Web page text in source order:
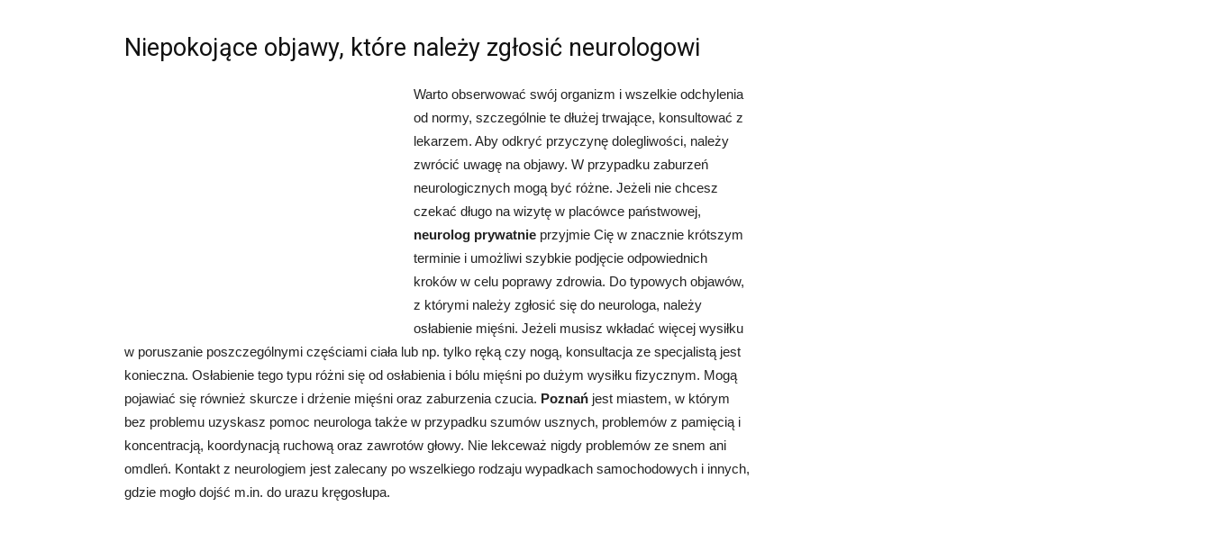
Niepokojące objawy, które należy zgłosić neurologowi
Warto obserwować swój organizm i wszelkie odchylenia
od normy, szczególnie te dłużej trwające, konsultować z
lekarzem. Aby odkryć przyczynę dolegliwości, należy
zwrócić uwagę na objawy. W przypadku zaburzeń
neurologicznych mogą być różne. Jeżeli nie chcesz
czekać długo na wizytę w placówce państwowej,
neurolog prywatnie przyjmie Cię w znacznie krótszym
terminie i umożliwi szybkie podjęcie odpowiednich
kroków w celu poprawy zdrowia. Do typowych objawów,
z którymi należy zgłosić się do neurologa, należy
osłabienie mięśni. Jeżeli musisz wkładać więcej wysiłku
w poruszanie poszczególnymi częściami ciała lub np. tylko ręką czy nogą, konsultacja ze specjalistą jest
konieczna. Osłabienie tego typu różni się od osłabienia i bólu mięśni po dużym wysiłku fizycznym. Mogą
pojawiać się również skurcze i drżenie mięśni oraz zaburzenia czucia. Poznań jest miastem, w którym
bez problemu uzyskasz pomoc neurologa także w przypadku szumów usznych, problemów z pamięcią i
koncentracją, koordynacją ruchową oraz zawrotów głowy. Nie lekceważ nigdy problemów ze snem ani
omdleń. Kontakt z neurologiem jest zalecany po wszelkiego rodzaju wypadkach samochodowych i innych,
gdzie mogło dojść m.in. do urazu kręgosłupa.